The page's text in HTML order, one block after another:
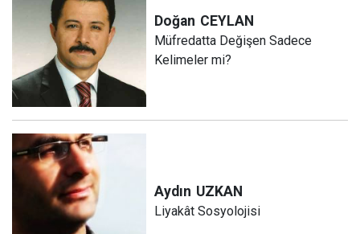
Doğan CEYLAN
Müfredatta Değişen Sadece
Kelimeler mi?
Aydın UZKAN
Liyakât Sosyolojisi